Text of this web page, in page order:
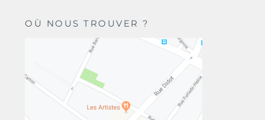
OÙ NOUS TROUVER ?